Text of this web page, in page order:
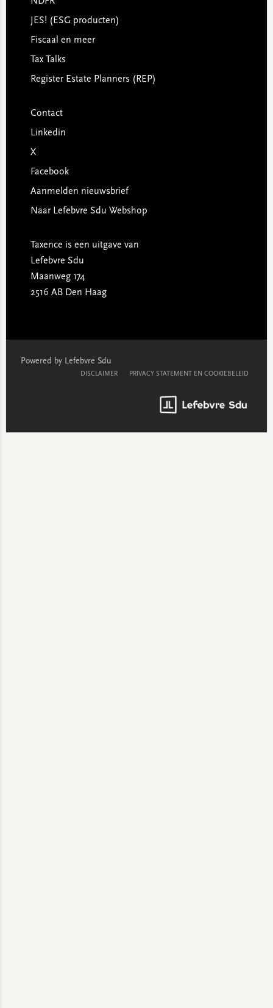
JES! (ESG producten)
Fiscaal en meer
Tax Talks
Register Estate Planners (REP)
Contact
Linkedin
X
Facebook
Aanmelden nieuwsbrief
Naar Lefebvre Sdu Webshop
Taxence is een uitgave van
Lefebvre Sdu
Maanweg 174
2516 AB Den Haag
Powered by Lefebvre Sdu
DISCLAIMER PRIVACY STATEMENT EN COOKIEBELEID